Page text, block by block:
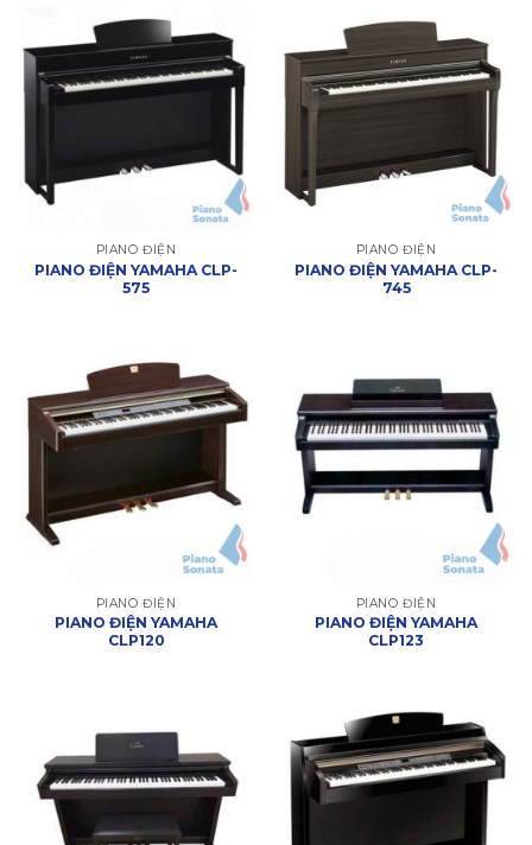
PIANO ĐIỆN
PIANO ĐIỆN YAMAHA CLP-
575
PIANO ĐIỆN
PIANO ĐIỆN YAMAHA CLP-
745
PIANO ĐIỆN
PIANO ĐIỆN YAMAHA
CLP120
PIANO ĐIỆN
PIANO ĐIỆN YAMAHA
CLP123